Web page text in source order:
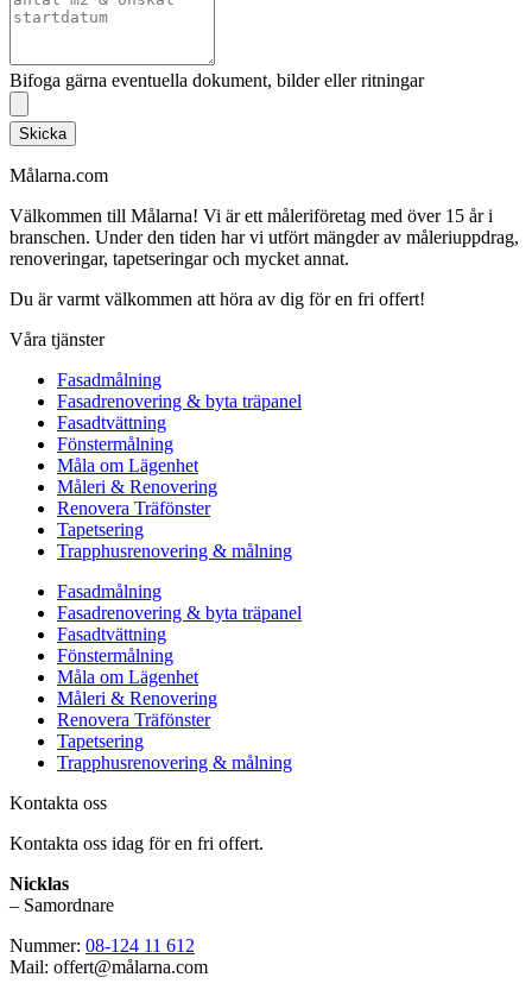
Bifoga gärna eventuella dokument, bilder eller ritningar
Skicka
Målarna.com
Välkommen till Målarna! Vi är ett måleriföretag med över 15 år i
branschen. Under den tiden har vi utfört mängder av måleriuppdrag,
renoveringar, tapetseringar och mycket annat.
Du är varmt välkommen att höra av dig för en fri offert!
Våra tjänster
Fasadmålning
Fasadrenovering & byta träpanel
Fasadtvättning
Fönstermålning
Måla om Lägenhet
Måleri & Renovering
Renovera Träfönster
Tapetsering
Trapphusrenovering & målning
Fasadmålning
Fasadrenovering & byta träpanel
Fasadtvättning
Fönstermålning
Måla om Lägenhet
Måleri & Renovering
Renovera Träfönster
Tapetsering
Trapphusrenovering & målning
Kontakta oss
Kontakta oss idag för en fri offert.
Nicklas
– Samordnare
Nummer: 08-124 11 612
Mail: offert@målarna.com